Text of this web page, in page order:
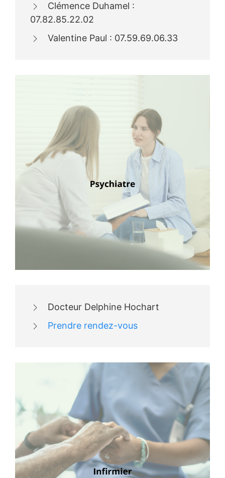
Clémence Duhamel :
07.82.85.22.02
Valentine Paul : 07.59.69.06.33
Docteur Delphine Hochart
Prendre rendez-vous